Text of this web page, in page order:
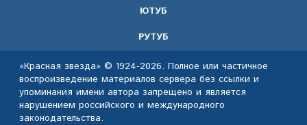
ЮТУБ
РУТУБ
«Красная звезда» © 1924-2026. Полное или частичное
воспроизведение материалов сервера без ссылки и
упоминания имени автора запрещено и является
нарушением российского и международного
законодательства.